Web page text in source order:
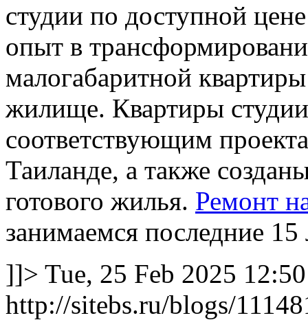
студии по доступной
опыт в
малогабаритной
жилище. Квартиры
соответствующим
Таиланде, а также
готового жилья. Ремонт
занимаемся последние 15
]]> Tue, 25 Feb 2025
http://sitebs.ru/blogs/